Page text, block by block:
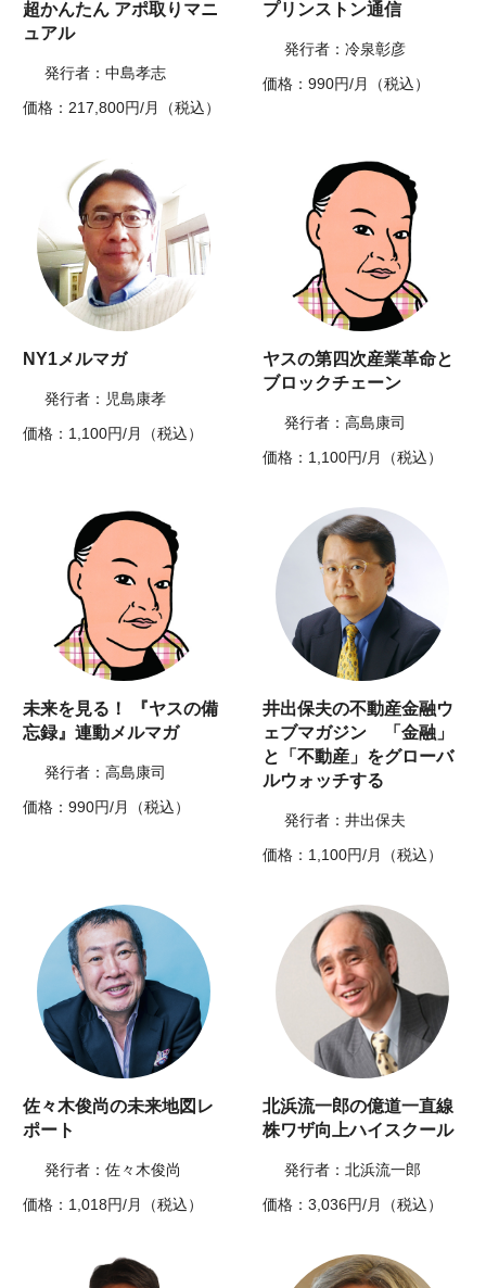
超かんたん アポ取りマニ
ュアル
発行者：中島孝志
価格：217,800円/月（税込）
プリンストン通信
発行者：冷泉彰彦
価格：990円/月（税込）
NY1メルマガ
発行者：児島康孝
価格：1,100円/月（税込）
ヤスの第四次産業革命と
ブロックチェーン
発行者：高島康司
価格：1,100円/月（税込）
未来を見る！ 『ヤスの備
忘録』連動メルマガ
発行者：高島康司
価格：990円/月（税込）
井出保夫の不動産金融ウ
ェブマガジン 「金融」
と「不動産」をグローバ
ルウォッチする
発行者：井出保夫
価格：1,100円/月（税込）
佐々木俊尚の未来地図レ
ポート
発行者：佐々木俊尚
価格：1,018円/月（税込）
北浜流一郎の億道一直線
株ワザ向上ハイスクール
発行者：北浜流一郎
価格：3,036円/月（税込）